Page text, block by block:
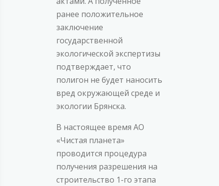
ранее положительное
заключение
государственной
экологической экспертизы
подтверждает, что
полигон не будет наносить
вред окружающей среде и
экологии Брянска.
В настоящее время АО
«Чистая планета»
проводится процедура
получения разрешения на
строительство 1-го этапа